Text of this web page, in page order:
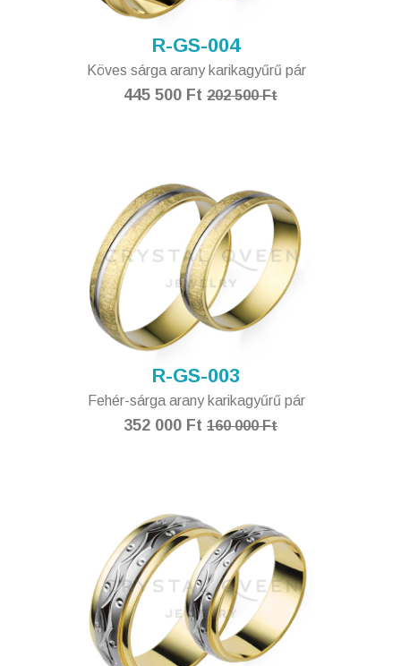
R-GS-004
Köves sárga arany karikagyűrű pár
445 500 Ft 202 500 Ft
R-GS-003
Fehér-sárga arany karikagyűrű pár
352 000 Ft 160 000 Ft